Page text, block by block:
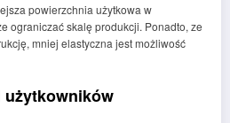
powierzchnia użytkowa w
ograniczać skalę produkcji. Ponadto, ze
mniej elastyczna jest możliwość
użytkowników